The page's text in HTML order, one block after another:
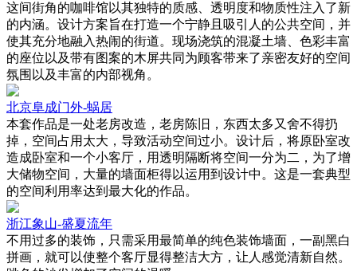
这间街角的咖啡馆以其独特的质感、透明度和物质性注入了新
的内涵。设计方案旨在打造一个宁静且吸引人的公共空间，并
使其充分地融入热闹的街道。现场浇筑的混凝土墙、色彩丰富
的座位以及带有图案的木屏共同为顾客带来了亲密友好的空间
氛围以及丰富的内部视角。
北京阜成门外-蜗居
本套作品是一处老房改造，老房陈旧，东西太多又舍不得扔
掉，空间占用太大，导致活动空间过小。设计后，将原卧室改
造成卧室和一个小客厅，用透明隔断将空间一分为二，为了增
大储物空间，大量的墙面柜得以运用到设计中。这是一套典型
的空间利用率达到最大化的作品。
浙江象山-盛夏流年
不用过多的装饰，只需采用最简单的纯色装饰墙面，一副黑白
拼画，就可以使整个客厅显得整洁大方，让人感觉清新自然。